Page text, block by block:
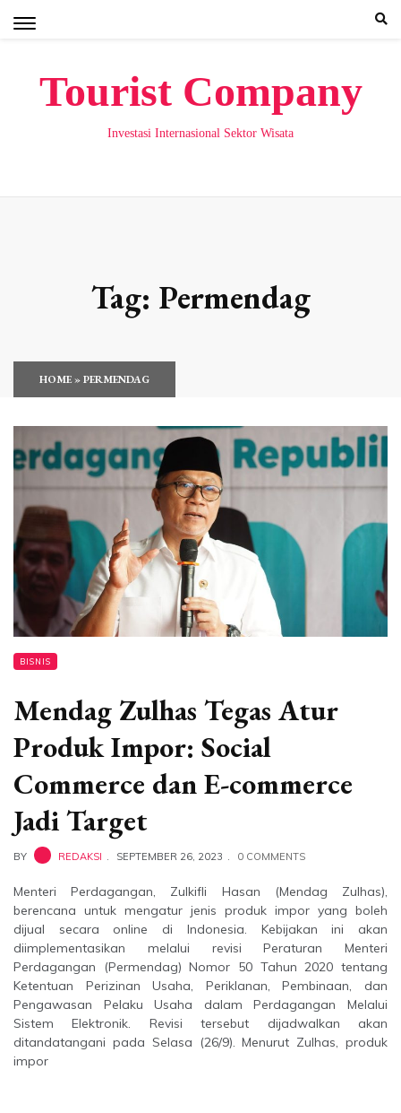
Tourist Company
Investasi Internasional Sektor Wisata
Tag: Permendag
HOME»PERMENDAG
BISNIS
Mendag Zulhas Tegas Atur
Produk Impor: Social
Commerce dan E-commerce
Jadi Target
BY REDAKSI SEPTEMBER 26, 2023 0 COMMENTS
Menteri Perdagangan, Zulkifli Hasan (Mendag Zulhas),
berencana untuk mengatur jenis produk impor yang boleh
dijual secara online di Indonesia. Kebijakan ini akan
diimplementasikan melalui revisi Peraturan Menteri
Perdagangan (Permendag) Nomor 50 Tahun 2020 tentang
Ketentuan Perizinan Usaha, Periklanan, Pembinaan, dan
Pengawasan Pelaku Usaha dalam Perdagangan Melalui
Sistem Elektronik. Revisi tersebut dijadwalkan akan
ditandatangani pada Selasa (26/9). Menurut Zulhas, produk
impor